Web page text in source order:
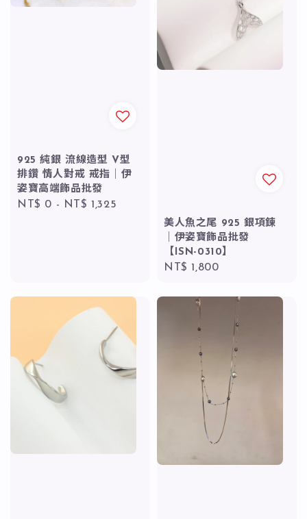
925 純銀 流線造型 V型
排鑽 情人對戒 戒指｜伊
姿寶高端飾品批發
Regular
NT$ 0 - NT$ 1,325
美人魚之尾 925 銀項鍊
｜伊姿寶飾品批發
【ISN-0310】
Regular
NT$ 1,800